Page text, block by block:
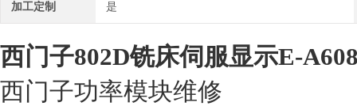
加工定制 是
西门子802D铣床伺服显示E-
西门子功率模块维修